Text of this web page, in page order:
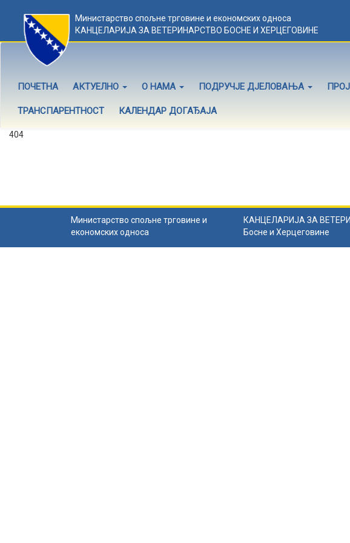
Министарство спољне трговине и економских односа
КАНЦЕЛАРИЈА ЗА ВЕТЕРИНАРСТВО БОСНЕ И ХЕРЦЕГОВИНЕ
ПОЧЕТНА АКТУЕЛНО О НАМА ПОДРУЧЈЕ ДЈЕЛОВАЊА
ТРАНСПАРЕНТНОСТ КАЛЕНДАР ДОГАЂАЈА
404
Министарство спољне трговине и
економских односа
КАНЦЕЛАРИЈА ЗА
Босне и Херцеговине